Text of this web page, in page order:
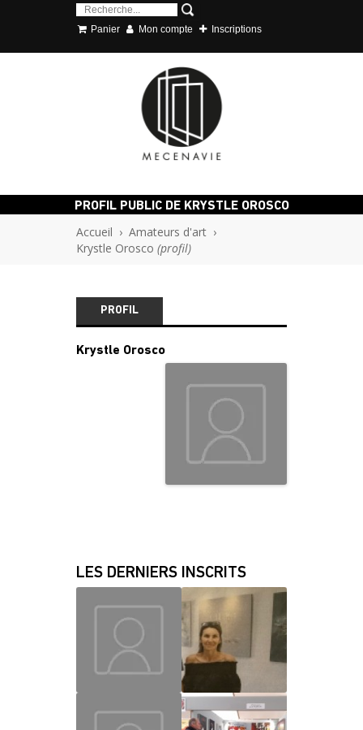
Panier Mon compte Inscriptions
PROFIL PUBLIC DE KRYSTLE OROSCO
Accueil › Amateurs d'art ›
Krystle Orosco (profil)
PROFIL
Krystle Orosco
LES DERNIERS INSCRITS
MAUD CHRISLAINE